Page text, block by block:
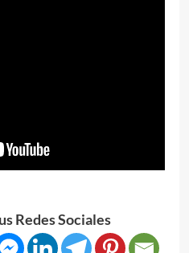
Redes Sociales